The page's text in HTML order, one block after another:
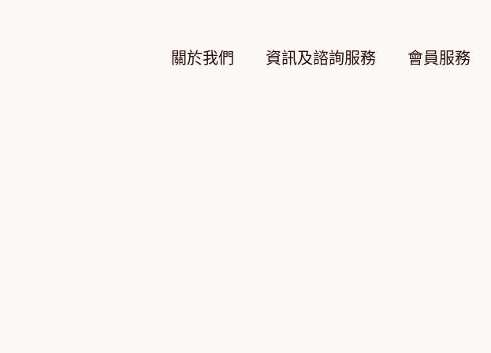
關於我們
資訊及諮詢服務 會員服務